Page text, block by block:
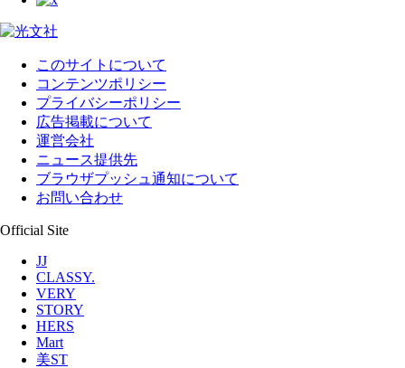
このサイトについて
コンテンツポリシー
プライバシーポリシー
広告掲載について
運営会社
ニュース提供先
ブラウザプッシュ通知について
お問い合わせ
Official Site
JJ
CLASSY.
VERY
STORY
HERS
Mart
美ST